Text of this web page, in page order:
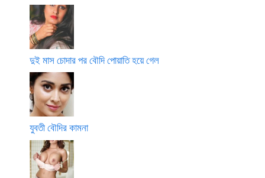
দুই মাস চোদার পর বৌদি পোয়াতি হয়ে গেল
যুবতী বৌদির কামনা